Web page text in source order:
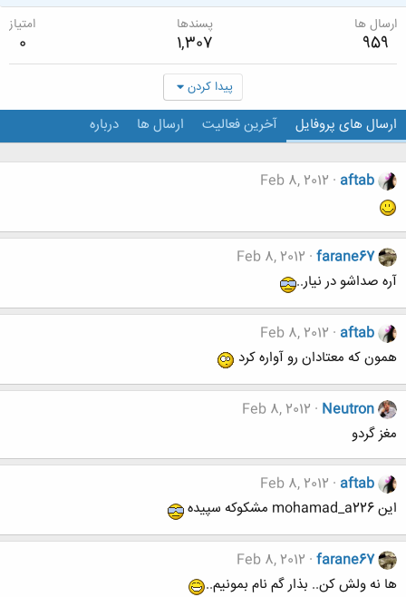
ارسال ها
959
پسندها
1,307
امتیاز
0
پیدا کردن
ارسال های پروفایل آخرین فعالیت ارسال ها درباره
aftab
Feb 8, 2012
farane67
Feb 8, 2012
آره صداشو در نیار..
aftab
Feb 8, 2012
همون که معتادان رو آواره کرد
Neutron
Feb 8, 2012
مغز گردو
aftab
Feb 8, 2012
این mohamad_a226 مشکوکه سپیده
farane67
Feb 8, 2012
ها نه ولش کن.. بذار گم نام بمونیم..